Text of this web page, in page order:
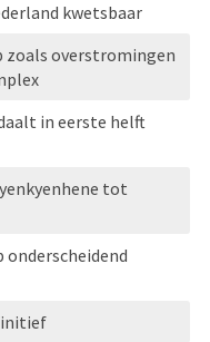
kwetsbaar
zoals overstromingen
in eerste helft
tot
onderscheidend